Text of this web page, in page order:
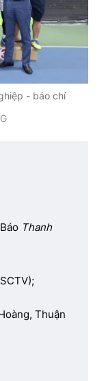
- báo chí
Thanh
Thuận